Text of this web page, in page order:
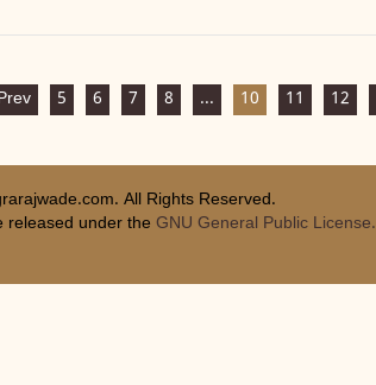
5 6 7 8 ... 10 11 12
All Rights Reserved.
released under the GNU General Public License.